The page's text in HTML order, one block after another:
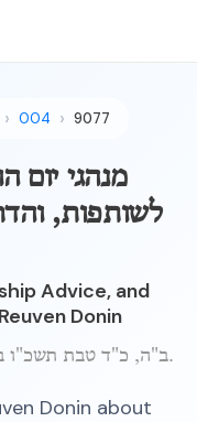
004 9077
מנהגי יום
לשותפות,
Advice, and
Donin
ב"ה, כ"ד טבת תשכ"ו ברוקלין.
Donin about